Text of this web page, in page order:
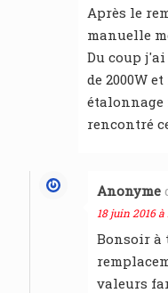
Après le
manuelle
Du coup
de 2000W
étalonnage
rencontré
Anonyme
18 juin 2016
Bonsoir à
valeurs